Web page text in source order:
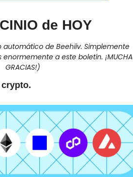
de HOY
de Beehiiv. Simplemente
a este boletín.
GRACIAS!)